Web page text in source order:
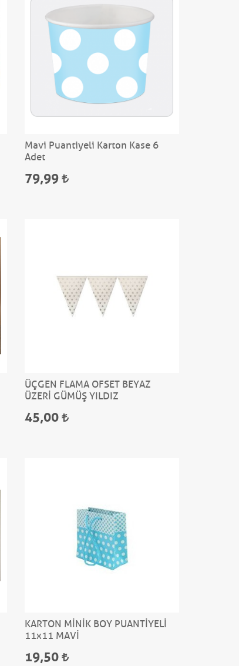
Mavi Puantiyeli Karton Kase 6
Adet
79,99
ÜÇGEN FLAMA OFSET BEYAZ
ÜZERİ GÜMÜŞ YILDIZ
45,00
KARTON MİNİK BOY PUANTİYELİ
11x11 MAVİ
19,50